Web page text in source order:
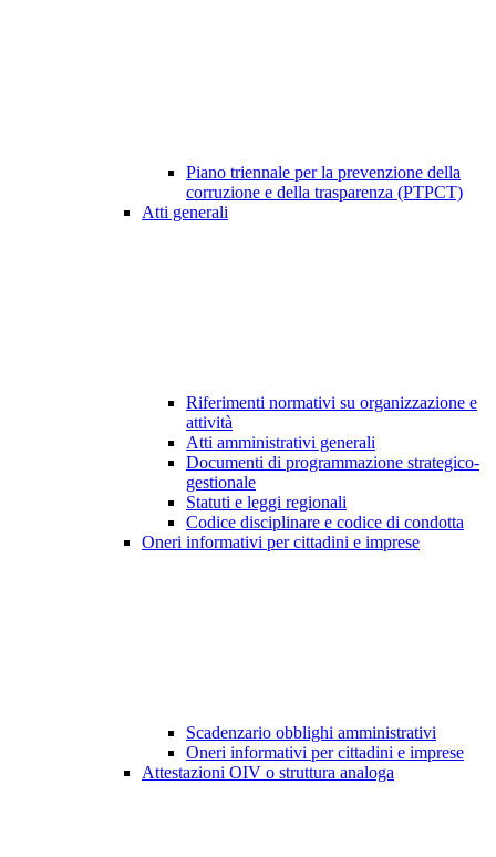
Piano triennale per la prevenzione della
corruzione e della trasparenza (PTPCT)
Atti generali
Riferimenti normativi su organizzazione e
attività
Atti amministrativi generali
Documenti di programmazione strategico-
gestionale
Statuti e leggi regionali
Codice disciplinare e codice di condotta
Oneri informativi per cittadini e imprese
Scadenzario obblighi amministrativi
Oneri informativi per cittadini e imprese
Attestazioni OIV o struttura analoga